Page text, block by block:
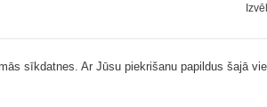
sīkdatnes. Ar Jūsu piekrišanu papildus šajā